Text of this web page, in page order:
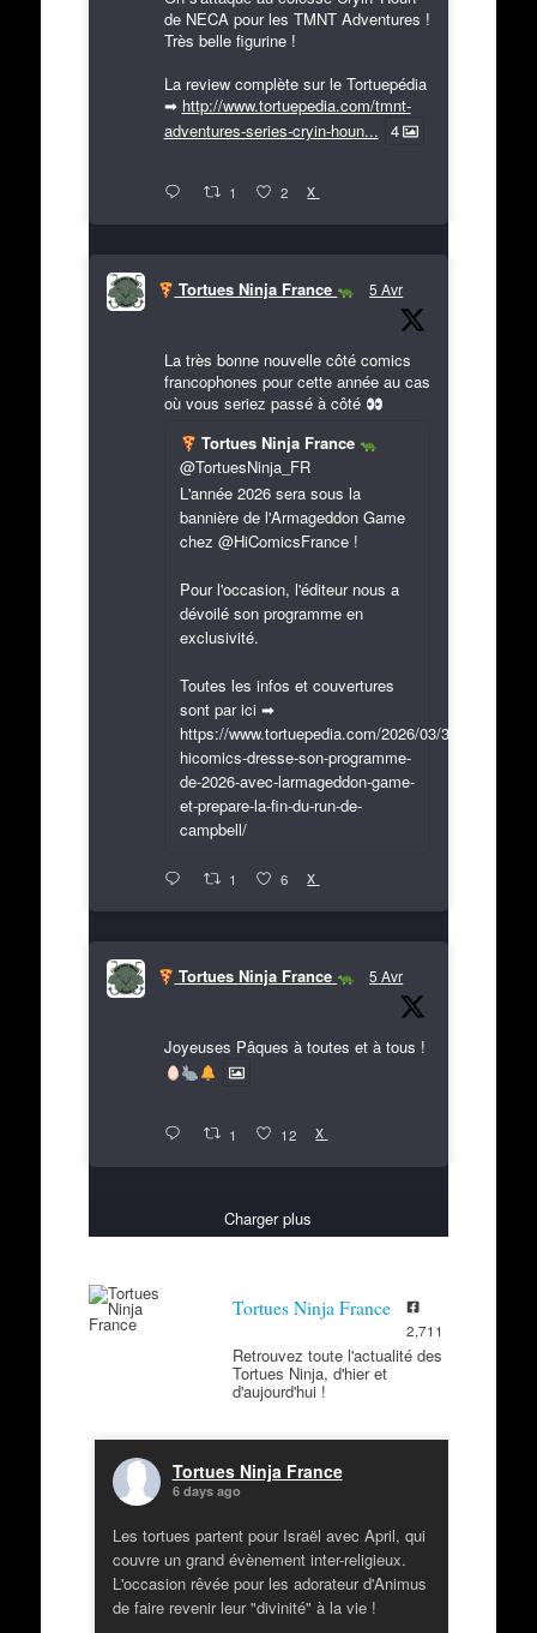
de NECA pour les TMNT Adventures !
Très belle figurine !
La review complète sur le Tortuepédia
➡ http://www.tortuepedia.com/tmnt-
adventures-series-cryin-houn... 4
1 2 X
Tortues Ninja France 5 Avr
La très bonne nouvelle côté comics
francophones pour cette année au cas
où vous seriez passé à côté
Tortues Ninja France
@TortuesNinja_FR
L'année 2026 sera sous la
bannière de l'Armageddon Game
chez @HiComicsFrance !
Pour l'occasion, l'éditeur nous a
dévoilé son programme en
exclusivité.
Toutes les infos et couvertures
sont par ici ➡
https://www.tortuepedia.com/2026/03/31/exclusif-
hicomics-dresse-son-programme-
de-2026-avec-larmageddon-game-
et-prepare-la-fin-du-run-de-
campbell/
1 6 X
Tortues Ninja France 5 Avr
Joyeuses Pâques à toutes et à tous !
1 12 X
Charger plus
Tortues Ninja France
2,711
Retrouvez toute l'actualité des
Tortues Ninja, d'hier et
d'aujourd'hui !
Tortues Ninja France
6 days ago
Les tortues partent pour Israël avec April, qui
couvre un grand évènement inter-religieux.
L'occasion rêvée pour les adorateur d'Animus
de faire revenir leur "divinité" à la vie !